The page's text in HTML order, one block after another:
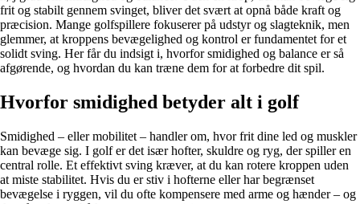
frit og stabilt gennem svinget, bliver det svært at opnå både kraft og
præcision. Mange golfspillere fokuserer på udstyr og slagteknik, men
glemmer, at kroppens bevægelighed og kontrol er fundamentet for et
solidt sving. Her får du indsigt i, hvorfor smidighed og balance er så
afgørende, og hvordan du kan træne dem for at forbedre dit spil.
Hvorfor smidighed betyder alt i golf
Smidighed – eller mobilitet – handler om, hvor frit dine led og muskler
kan bevæge sig. I golf er det især hofter, skuldre og ryg, der spiller en
central rolle. Et effektivt sving kræver, at du kan rotere kroppen uden
at miste stabilitet. Hvis du er stiv i hofterne eller har begrænset
bevægelse i ryggen, vil du ofte kompensere med arme og hænder – og